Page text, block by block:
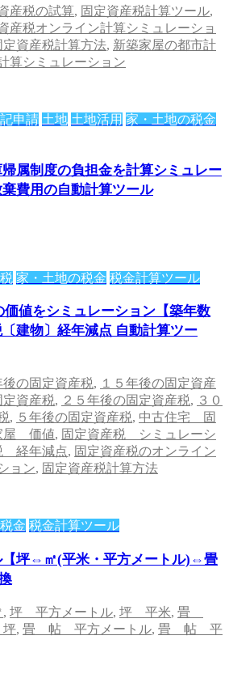
産税の試算, 固定資産税計算ツール,
産税オンライン計算シミュレーショ
資産税計算方法, 新築家屋の都市計
算シミュレーション
申請 土地 土地活用 家・土地の税金
帰属制度の負担金を計算シミュレー
費用の自動計算ツール
家・土地の税金 税金計算ツール
値をシミュレーション【築年数
建物〕経年減点 自動計算ツー
後の固定資産税, １５年後の固定資産
定資産税, ２５年後の固定資産税, ３０
, ５年後の固定資産税, 中古住宅 固
屋 価値, 固定資産税 シミュレーシ
経年減点, 固定資産税のオンライン
ョン, 固定資産税計算方法
金 税金計算ツール
【坪⇔㎡(平米・平方メートル)⇔畳
, 坪 平方メートル, 坪 平米, 畳
, 畳 帖 平方メートル, 畳 帖 平